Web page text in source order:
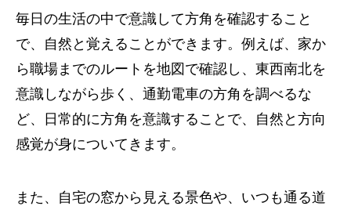
毎日の生活の中で意識して方角を確認すること
で、自然と覚えることができます。例えば、家か
ら職場までのルートを地図で確認し、東西南北を
意識しながら歩く、通勤電車の方角を調べるな
ど、日常的に方角を意識することで、自然と方向
感覚が身についてきます。
また、自宅の窓から見える景色や、いつも通る道